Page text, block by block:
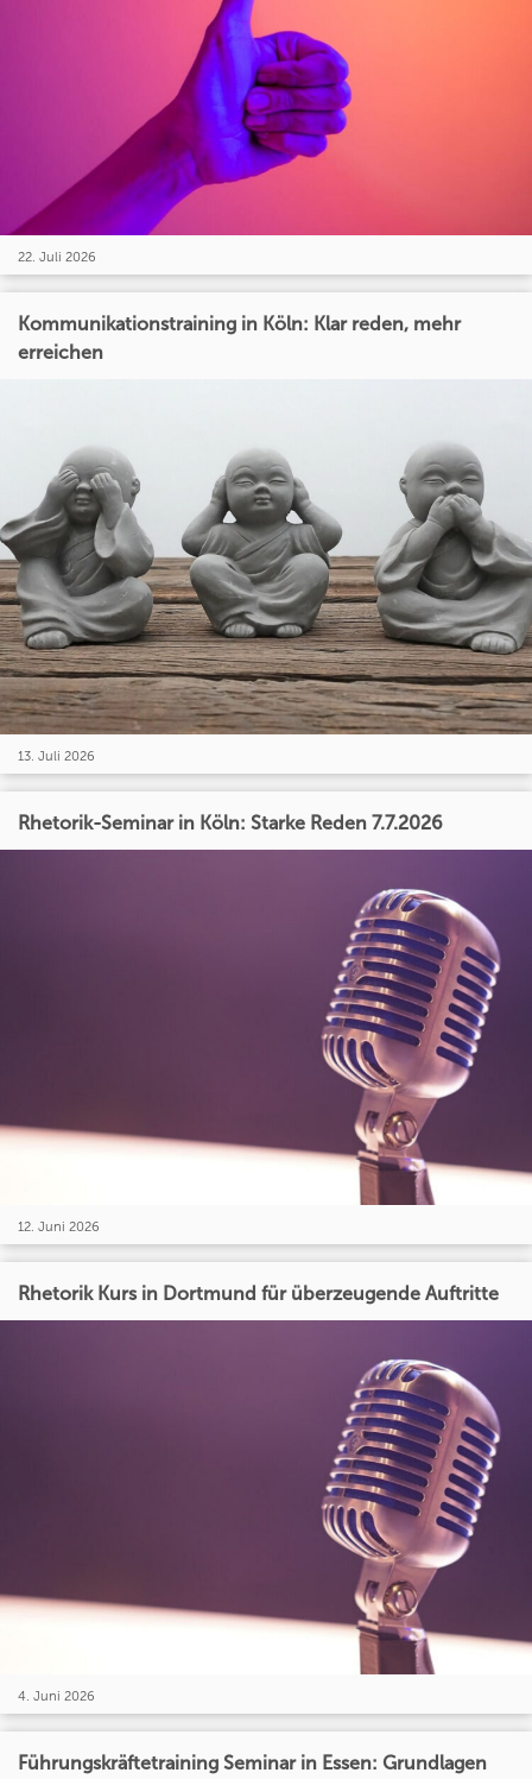
22. Juli 2026
Kommunikationstraining in Köln: Klar reden, mehr
erreichen
13. Juli 2026
Rhetorik-Seminar in Köln: Starke Reden 7.7.2026
12. Juni 2026
Rhetorik Kurs in Dortmund für überzeugende Auftritte
4. Juni 2026
Führungskräftetraining Seminar in Essen: Grundlagen